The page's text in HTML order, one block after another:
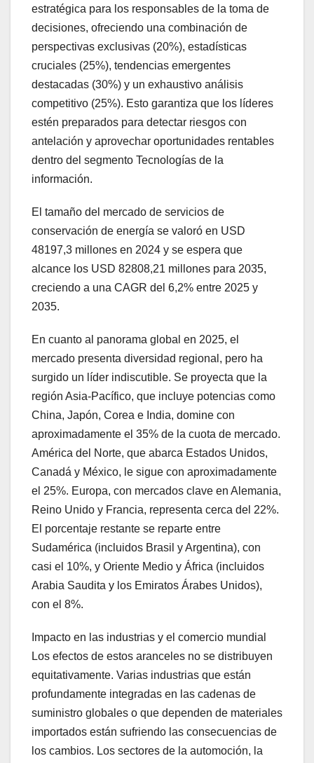
estratégica para los responsables de la toma de
decisiones, ofreciendo una combinación de
perspectivas exclusivas (20%), estadísticas
cruciales (25%), tendencias emergentes
destacadas (30%) y un exhaustivo análisis
competitivo (25%). Esto garantiza que los líderes
estén preparados para detectar riesgos con
antelación y aprovechar oportunidades rentables
dentro del segmento Tecnologías de la
información.
El tamaño del mercado de servicios de
conservación de energía se valoró en USD
48197,3 millones en 2024 y se espera que
alcance los USD 82808,21 millones para 2035,
creciendo a una CAGR del 6,2% entre 2025 y
2035.
En cuanto al panorama global en 2025, el
mercado presenta diversidad regional, pero ha
surgido un líder indiscutible. Se proyecta que la
región Asia-Pacífico, que incluye potencias como
China, Japón, Corea e India, domine con
aproximadamente el 35% de la cuota de mercado.
América del Norte, que abarca Estados Unidos,
Canadá y México, le sigue con aproximadamente
el 25%. Europa, con mercados clave en Alemania,
Reino Unido y Francia, representa cerca del 22%.
El porcentaje restante se reparte entre
Sudamérica (incluidos Brasil y Argentina), con
casi el 10%, y Oriente Medio y África (incluidos
Arabia Saudita y los Emiratos Árabes Unidos),
con el 8%.
Impacto en las industrias y el comercio mundial
Los efectos de estos aranceles no se distribuyen
equitativamente. Varias industrias que están
profundamente integradas en las cadenas de
suministro globales o que dependen de materiales
importados están sufriendo las consecuencias de
los cambios. Los sectores de la automoción, la